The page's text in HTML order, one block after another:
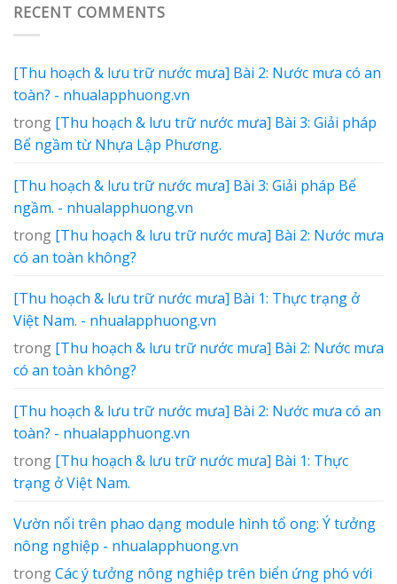
RECENT COMMENTS
[Thu hoạch & lưu trữ nước mưa] Bài 2: Nước mưa có an
toàn? - nhualapphuong.vn
trong [Thu hoạch & lưu trữ nước mưa] Bài 3: Giải pháp
Bể ngầm từ Nhựa Lập Phương.
[Thu hoạch & lưu trữ nước mưa] Bài 3: Giải pháp Bể
ngầm. - nhualapphuong.vn
trong [Thu hoạch & lưu trữ nước mưa] Bài 2: Nước mưa
có an toàn không?
[Thu hoạch & lưu trữ nước mưa] Bài 1: Thực trạng ở
Việt Nam. - nhualapphuong.vn
trong [Thu hoạch & lưu trữ nước mưa] Bài 2: Nước mưa
có an toàn không?
[Thu hoạch & lưu trữ nước mưa] Bài 2: Nước mưa có an
toàn? - nhualapphuong.vn
trong [Thu hoạch & lưu trữ nước mưa] Bài 1: Thực
trạng ở Việt Nam.
Vườn nổi trên phao dạng module hình tổ ong: Ý tưởng
nông nghiệp - nhualapphuong.vn
trongCác ý tưởng nông nghiệp trên biển ứng phó với